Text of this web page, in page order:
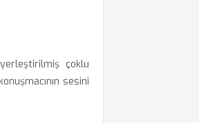
çoklu
sesini